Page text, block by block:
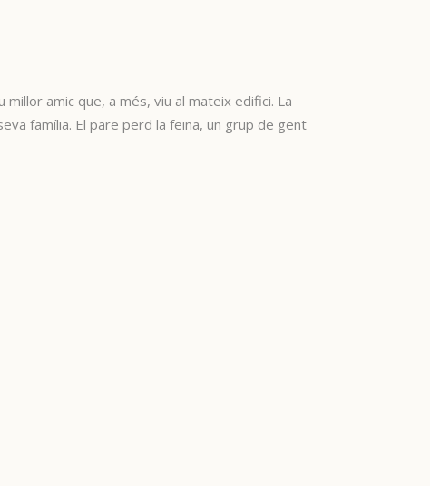
amic que, a més, viu al mateix edifici. La
família. El pare perd la feina, un grup de gent